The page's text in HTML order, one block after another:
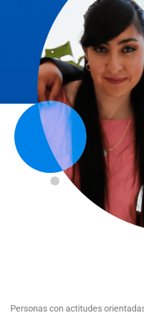
Personas con actitudes